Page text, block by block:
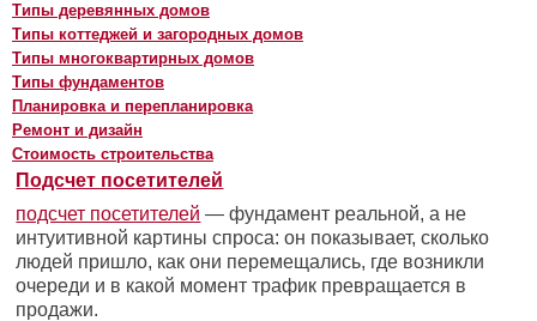
Типы деревянных домов
Типы коттеджей и загородных домов
Типы многоквартирных домов
Типы фундаментов
Планировка и перепланировка
Ремонт и дизайн
Стоимость строительства
Подсчет посетителей
подсчет посетителей — фундамент реальной, а не
интуитивной картины спроса: он показывает, сколько
людей пришло, как они перемещались, где возникли
очереди и в какой момент трафик превращается в
продажи.